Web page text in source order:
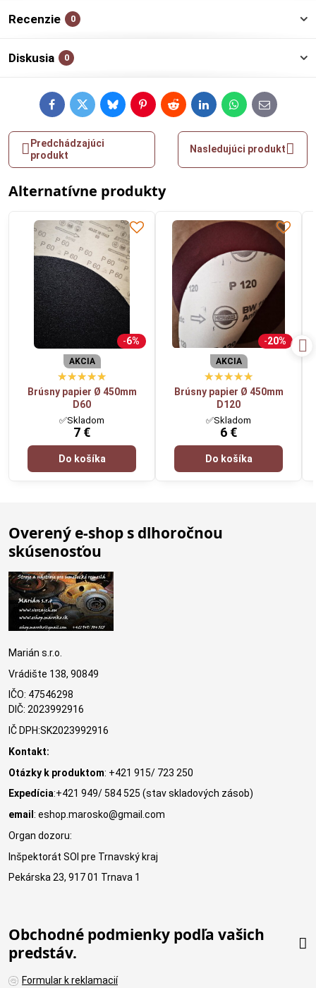
Recenzie 0
Diskusia 0
FacebookTwitterBlueskyPinterestRedditLinkedInWhatsApp
E-
mail
Predchádzajúci
produkt
Nasledujúci produkt
Alternatívne produkty
6%
AKCIA
Brúsny papier Ø 450mm
D60
✅Skladom
7 €
Do košíka
20%
AKCIA
Brúsny papier Ø 450mm
D120
✅Skladom
6 €
Do košíka
Overený e-shop s dlhoročnou
skúsenosťou
Marián s.r.o.
Vrádište 138, 90849
IČO: 47546298
DIČ: 2023992916
IČ DPH:SK2023992916
Kontakt:
Otázky k produktom: +421 915/ 723 250
Expedícia:+421 949/ 584 525 (stav skladových zásob)
email : eshop.marosko@gmail.com
Organ dozoru:
Inšpektorát SOI pre Trnavský kraj
Pekárska 23, 917 01 Trnava 1
Obchodné podmienky podľa vašich
predstáv.
Formular k reklamacií